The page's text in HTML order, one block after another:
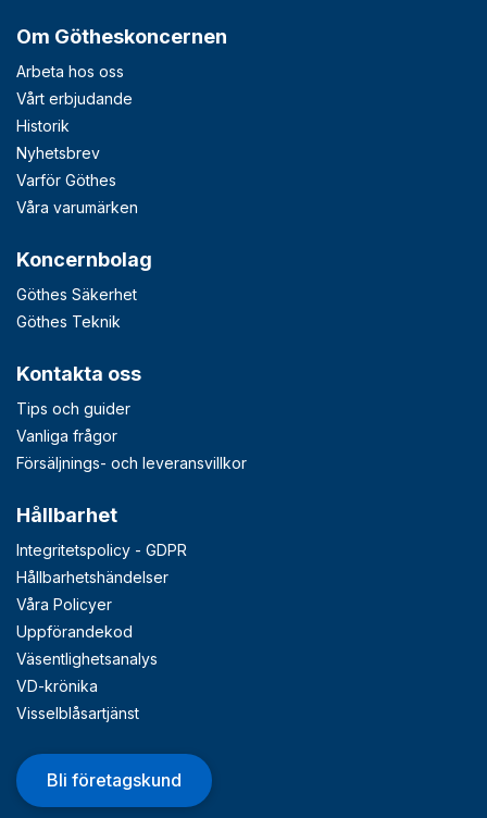
Om Götheskoncernen
Arbeta hos oss
Vårt erbjudande
Historik
Nyhetsbrev
Varför Göthes
Våra varumärken
Koncernbolag
Göthes Säkerhet
Göthes Teknik
Kontakta oss
Tips och guider
Vanliga frågor
Försäljnings- och leveransvillkor
Hållbarhet
Integritetspolicy - GDPR
Hållbarhetshändelser
Våra Policyer
Uppförandekod
Väsentlighetsanalys
VD-krönika
Visselblåsartjänst
Bli företagskund